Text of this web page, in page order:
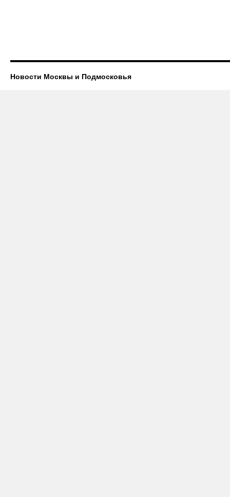
Новости Москвы и Подмосковья